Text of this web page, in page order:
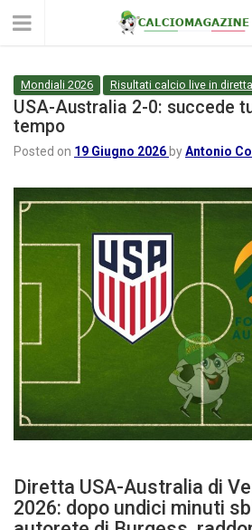
Mondiali 2026 Risultati calcio live in diretta
USA-Australia 2-0: succede
tempo
Posted on 19 Giugno 2026 byAntonio
Diretta USA-Australia di
2026: dopo undici minuti